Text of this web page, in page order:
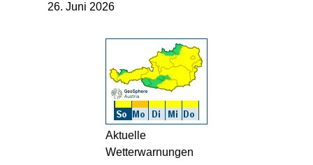
26. Juni 2026
Aktuelle
Wetterwarnungen